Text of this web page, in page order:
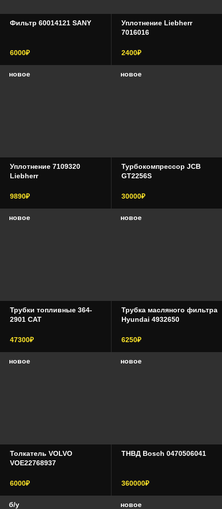
Фильтр 60014121 SANY
6000₽
Уплотнение Liebherr
7016016
2400₽
новое
Уплотнение 7109320
Liebherr
9890₽
новое
Турбокомпрессор JCB
GT2256S
30000₽
новое
Трубки топливные 364-
2901 CAT
47300₽
новое
Трубка масляного фильтра
Hyundai 4932650
6250₽
новое
Толкатель VOLVO
VOE22768937
6000₽
новое
ТНВД Bosch 0470506041
360000₽
б/у новое